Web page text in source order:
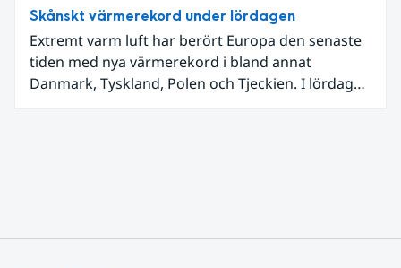
Skånskt värmerekord under lördagen
Extremt varm luft har berört Europa den senaste
tiden med nya värmerekord i bland annat
Danmark, Tyskland, Polen och Tjeckien. I lördags